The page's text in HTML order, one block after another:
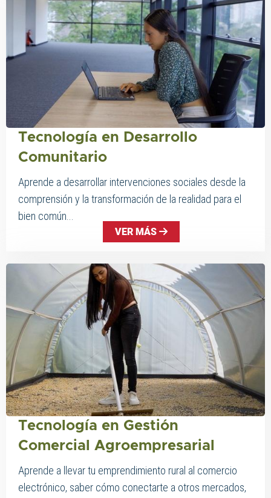
Tecnología en Desarrollo
Comunitario
Aprende a desarrollar intervenciones sociales desde la
comprensión y la transformación de la realidad para el
bien común...
VER MÁS
Tecnología en Gestión
Comercial Agroempresarial
Aprende a llevar tu emprendimiento rural al comercio
electrónico, saber cómo conectarte a otros mercados,